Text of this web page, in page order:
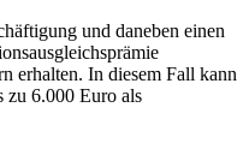
und daneben einen
erhalten. In diesem Fall kann
zu 6.000 Euro als